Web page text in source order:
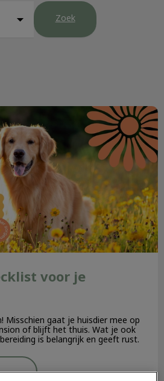
Zoek
je huisdier
voor je
Misschien gaat je huisdier mee op
of blijft het thuis. Wat je ook
is belangrijk en geeft rust.
over